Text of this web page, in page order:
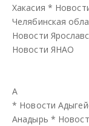
Хакасия *
Челябинская
Новости
Новости ЯНАО
А
* Новости
Анадырь *